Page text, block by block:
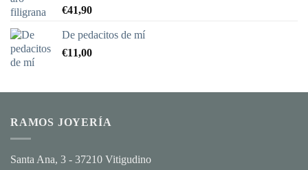
Valorado
con
5
€41,90
De pedacitos de mí
€11,00
RAMOS JOYERÍA
Santa Ana, 3 - 37210 Vitigudino